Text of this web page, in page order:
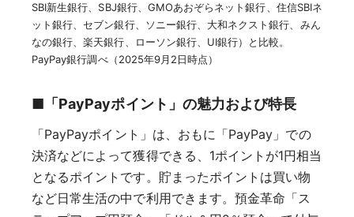
SBI新生銀行、SBJ銀行、GMOあおぞらネット銀行、住信SBIネ
ット銀行、セブン銀行、ソニー銀行、大和ネクスト銀行、みん
なの銀行、楽天銀行、ローソン銀行、UI銀行）と比較。
PayPay銀行調べ（2025年9月2日時点）
■「PayPayポイント」の魅力および特長
「PayPayポイント」は、おもに「PayPay」での
決済などによって獲得できる、1ポイントが1円相当
となるポイントです。貯まったポイントは買い物
など日常生活の中で利用できます。預金革命「ス